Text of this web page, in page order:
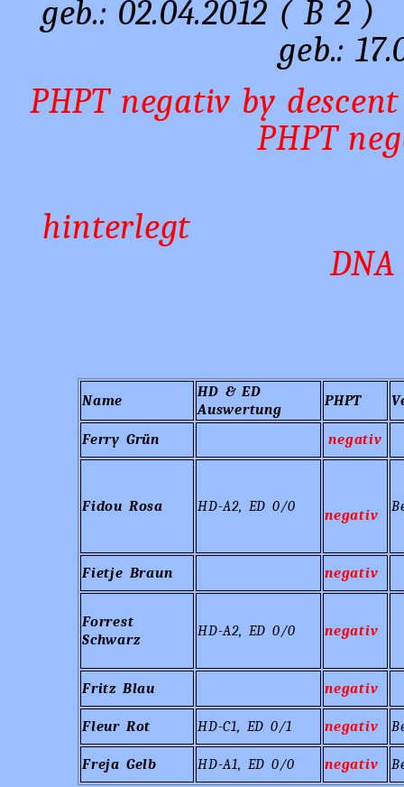
geb.:
geb.:
PHPT
PHPT
Name
HD & ED
Auswertung
PHPT
Ferry Grün negativ
Fidou Rosa HD-A2, ED 0/0
negativ
Fietje Braun negativ
Forrest
Schwarz
HD-A2, ED 0/0 negativ
Fritz Blau negativ
Fleur Rot HD-C1, ED 0/1 negativ
Freja Gelb HD-A1, ED 0/0 negativ